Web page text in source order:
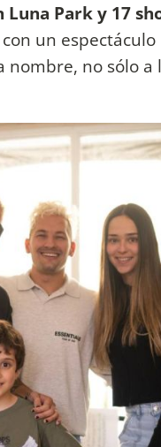
Luna Park y 17
un
nombre, no sólo